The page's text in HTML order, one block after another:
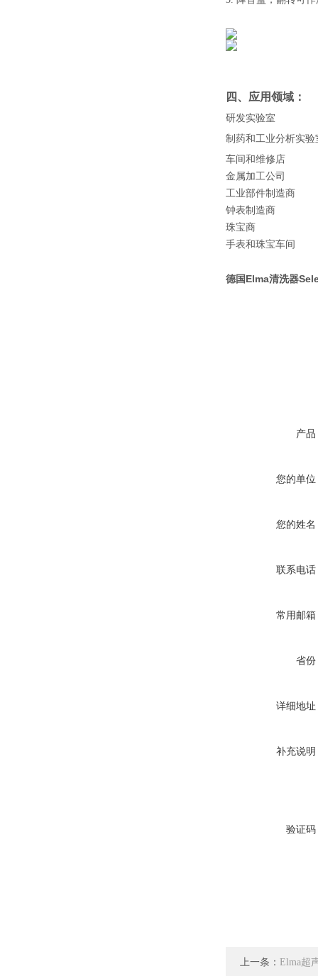
四、应用领域：
研发实验室
制药和工业分析实验
车间和维修店
金属加工公司
工业部件制造商
钟表制造商
珠宝商
手表和珠宝车间
德国Elma清洗器
产品
您的单位
您的姓名
联系电话
常用邮箱
省份
详细地址
补充说明
验证码
上一条： Elma超